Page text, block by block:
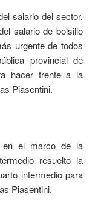
salario del sector.
salario de bolsillo
urgente de todos
provincial de
hacer frente a la
Piasentini.
en el marco de la
resuelto la
intermedio para
Piasentini.